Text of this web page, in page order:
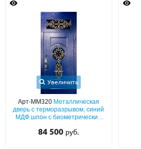
Увеличить
Арт-ММ320 Металлическая
дверь с терморазрывом, синий
МДФ шпон с биометрическим
ковкой
84 500 руб.